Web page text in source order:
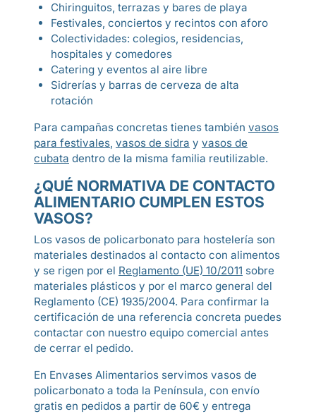
Chiringuitos, terrazas y bares de playa
Festivales, conciertos y recintos con aforo
Colectividades: colegios, residencias,
hospitales y comedores
Catering y eventos al aire libre
Sidrerías y barras de cerveza de alta
rotación
Para campañas concretas tienes también vasos
para festivales, vasos de sidra y vasos de
cubata dentro de la misma familia reutilizable.
¿QUÉ NORMATIVA DE CONTACTO
ALIMENTARIO CUMPLEN ESTOS
VASOS?
Los vasos de policarbonato para hostelería son
materiales destinados al contacto con alimentos
y se rigen por el Reglamento (UE) 10/2011 sobre
materiales plásticos y por el marco general del
Reglamento (CE) 1935/2004. Para confirmar la
certificación de una referencia concreta puedes
contactar con nuestro equipo comercial antes
de cerrar el pedido.
En Envases Alimentarios servimos vasos de
policarbonato a toda la Península, con envío
gratis en pedidos a partir de 60€ y entrega